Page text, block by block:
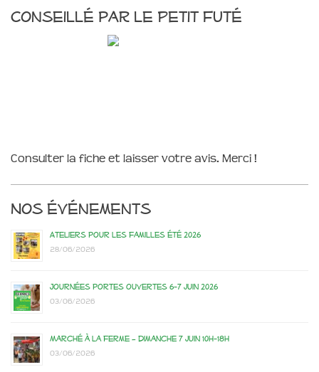
Conseillé par le Petit Futé
Consulter la fiche et laisser votre avis. Merci !
Nos événements
Ateliers pour les familles été 2026
28/06/2026
Journées portes ouvertes 6-7 juin 2026
03/06/2026
Marché à la ferme – dimanche 7 juin 10h-18h
03/06/2026